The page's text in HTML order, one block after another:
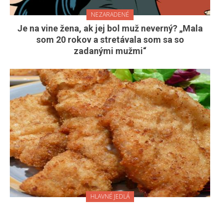
NEZARADENÉ
Je na vine žena, ak jej bol muž neverný? „Mala
som 20 rokov a stretávala som sa so
zadanými mužmi“
HLAVNÉ JEDLÁ